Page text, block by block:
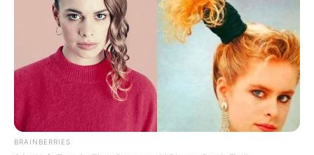
BRAINBERRIES